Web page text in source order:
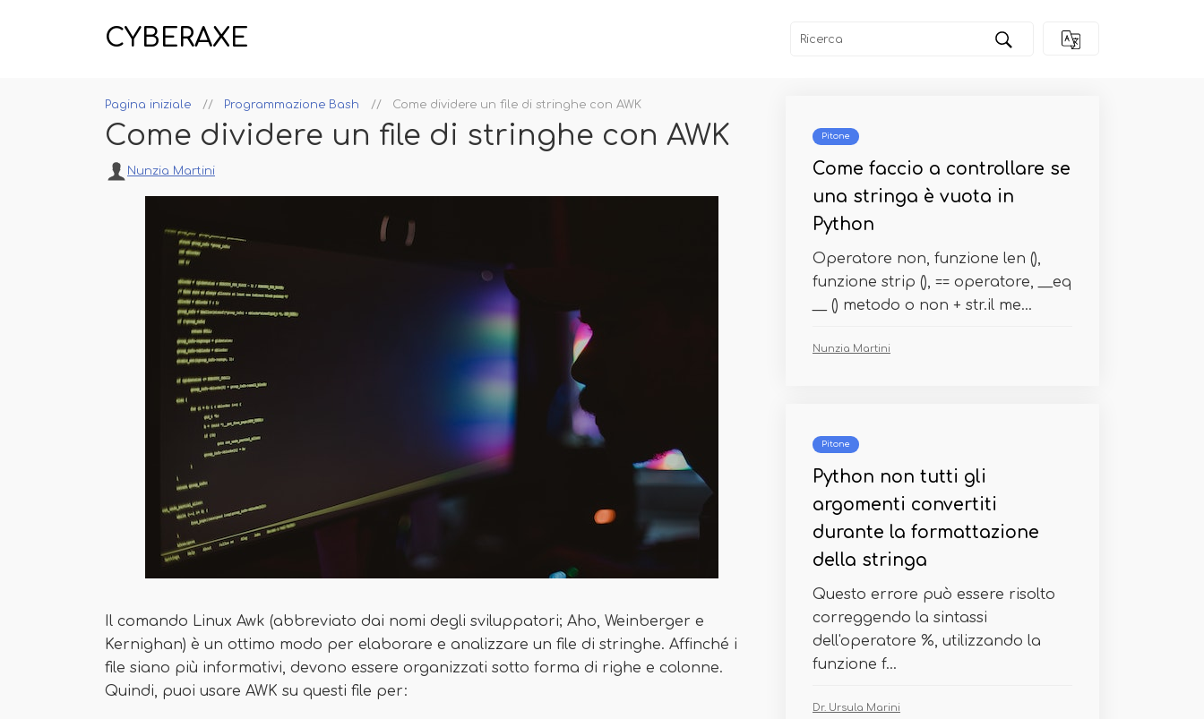
CYBERAXE
Pagina iniziale Programmazione Bash Come dividere un file di stringhe con AWK
Come dividere un file di stringhe con AWK
Nunzia Martini
Il comando Linux Awk (abbreviato dai nomi degli sviluppatori; Aho, Weinberger e
Kernighan) è un ottimo modo per elaborare e analizzare un file di stringhe. Affinché i
file siano più informativi, devono essere organizzati sotto forma di righe e colonne.
Quindi, puoi usare AWK su questi file per:
Pitone
Come faccio a controllare se
una stringa è vuota in
Python
Operatore non, funzione len (),
funzione strip (), == operatore, __eq
__ () metodo o non + str.il me...
Nunzia Martini
Pitone
Python non tutti gli
argomenti convertiti
durante la formattazione
della stringa
Questo errore può essere risolto
correggendo la sintassi
dell'operatore %, utilizzando la
funzione f...
Dr. Ursula Marini